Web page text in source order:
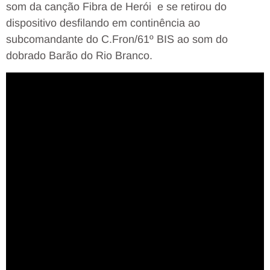
som da canção Fibra de Herói e se retirou do
dispositivo desfilando em continência ao
subcomandante do C.Fron/61º BIS ao som do
dobrado Barão do Rio Branco.